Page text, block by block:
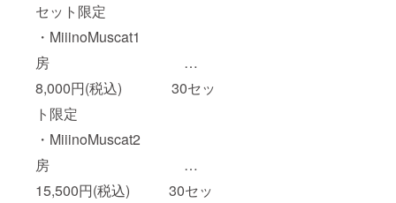
セット限定
・MiiinoMuscat1
房 …
8,000円(税込) 30セッ
ト限定
・MiiinoMuscat2
房 …
15,500円(税込) 30セッ